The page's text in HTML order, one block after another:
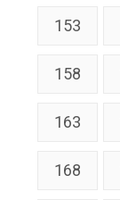
153
158
163
168